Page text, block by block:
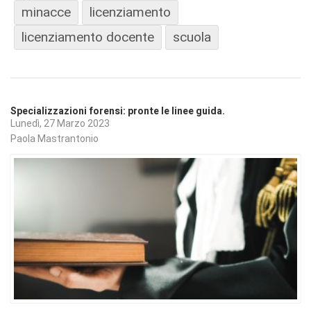
minacce
licenziamento
licenziamento docente
scuola
Specializzazioni forensi: pronte le linee guida.
Lunedì, 27 Marzo 2023
Paola Mastrantonio